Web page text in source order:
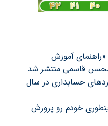
کتاب «راهنمای آموزش
قاسمی منتشر شد
حسابداری در سال
بودم؛ اینطوری خودم رو پرورش